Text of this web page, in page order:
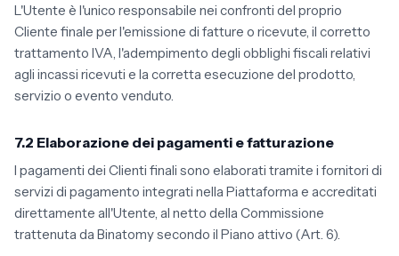
L'Utente è l'unico responsabile nei confronti del proprio
Cliente finale per l'emissione di fatture o ricevute, il corretto
trattamento IVA, l'adempimento degli obblighi fiscali relativi
agli incassi ricevuti e la corretta esecuzione del prodotto,
servizio o evento venduto.
7.2 Elaborazione dei pagamenti e fatturazione
I pagamenti dei Clienti finali sono elaborati tramite i fornitori di
servizi di pagamento integrati nella Piattaforma e accreditati
direttamente all'Utente, al netto della Commissione
trattenuta da Binatomy secondo il Piano attivo (Art. 6).